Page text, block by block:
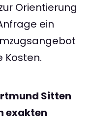
Orientierung
ein
Kosten.
Sitten
exakten